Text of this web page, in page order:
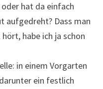
hat da einfach
aufgedreht? Dass man
habe ich ja schon
in einem Vorgarten
ein festlich